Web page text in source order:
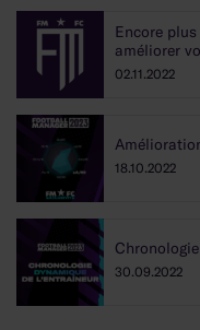
Encore
améliorer
02.11.2022
18.10.2022
30.09.2022